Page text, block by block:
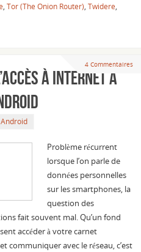
, Tor (The Onion Router), Twidere,
4 Commentaires
à Internet à
Android
Problème récurrent
lorsque l’on parle de
données personnelles
sur les smartphones, la
question des
fait souvent mal. Qu’un fond
accéder à votre carnet
communiquer avec le réseau, c’est